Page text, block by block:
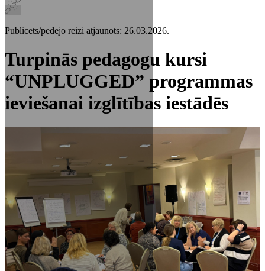
Publicēts/pēdējo reizi atjaunots: 26.03.2026.
Turpinās pedagogu kursi
“UNPLUGGED” programmas
ieviešanai izglītības iestādēs